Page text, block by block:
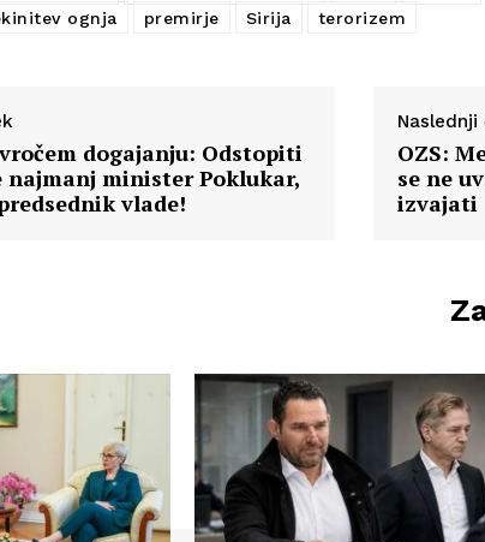
ognja premirje Sirija terorizem
dogajanju: Odstopiti
najmanj minister Poklukar,
vlade!
Naslednji
OZS:
se ne
izvajati